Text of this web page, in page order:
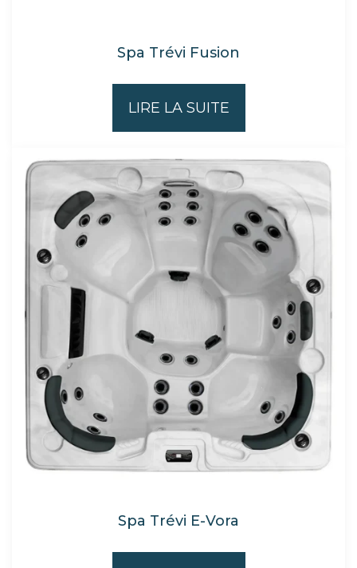
Spa Trévi Fusion
LIRE LA SUITE
Spa Trévi E-Vora